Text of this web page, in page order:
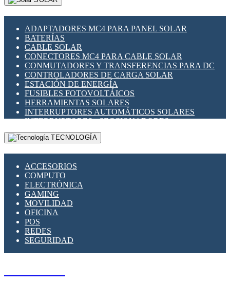
ADAPTADORES MC4 PARA PANEL SOLAR
BATERÍAS
CABLE SOLAR
CONECTORES MC4 PARA CABLE SOLAR
CONMUTADORES Y TRANSFERENCIAS PARA DC
CONTROLADORES DE CARGA SOLAR
ESTACIÓN DE ENERGÍA
FUSIBLES FOTOVOLTÁICOS
HERRAMIENTAS SOLARES
INTERRUPTORES AUTOMÁTICOS SOLARES
INTERRUPTORES - SECCIONADORES
FOTOVOLTÁICOS
MONTAJE PANEL SOLAR
SUPRESOR DE TRANSIENTES SPDS PARA
APLICACIONES FOTOVOLTAICAS
TECNOLOGÍA
ACCESORIOS
COMPUTO
ELECTRÓNICA
GAMING
MOVILIDAD
OFICINA
POS
REDES
SEGURIDAD